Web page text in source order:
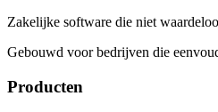
Zakelijke software die niet
Gebouwd voor bedrijven die
Producten